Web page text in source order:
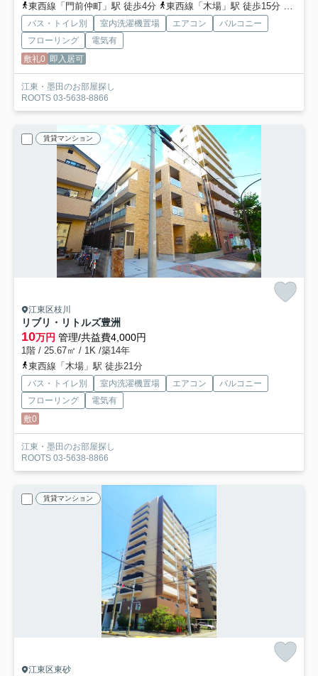
東西線「門前仲町」駅 徒歩4分
東西線「木場」駅 徒歩15分 都営
バス・トイレ別 室内洗濯機置場 エアコン
バルコニー
フローリング
電気有
敷礼0 即入居可
江東・墨田のお部屋探し
ROOTS 03-5638-8866
賃貸マンション
江東区枝川
リブリ・リトルズ豊洲
10万円 管理/共益費4,000円
1階 / 25.67㎡ / 1K /築14年
東西線「木場」駅 徒歩21分
バス・トイレ別 室内洗濯機置場 エアコン
バルコニー
フローリング
電気有
敷0
江東・墨田のお部屋探し
ROOTS 03-5638-8866
賃貸マンション
江東区東砂